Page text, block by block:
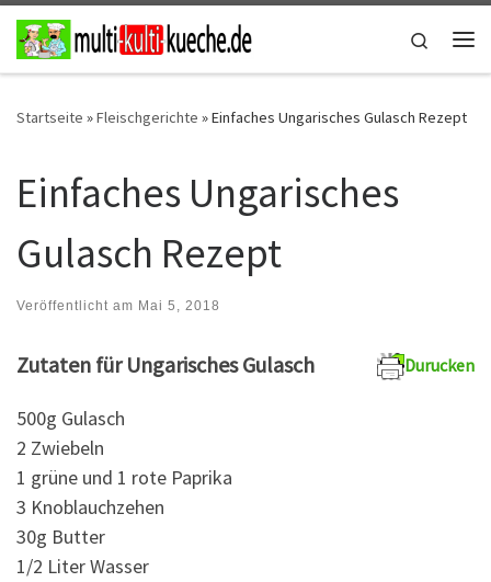
Zum Inhalt springen
Search
Startseite »Fleischgerichte »Einfaches Ungarisches Gulasch Rezept
Einfaches Ungarisches
Gulasch Rezept
Veröffentlicht am Mai 5, 2018
Durucken
Zutaten für Ungarisches Gulasch
500g Gulasch
2 Zwiebeln
1 grüne und 1 rote Paprika
3 Knoblauchzehen
30g Butter
1/2 Liter Wasser